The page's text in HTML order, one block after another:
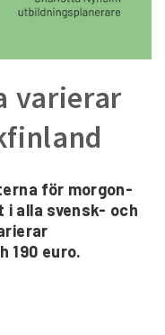
varierar
för morgon-
alla svensk- och
190 euro.